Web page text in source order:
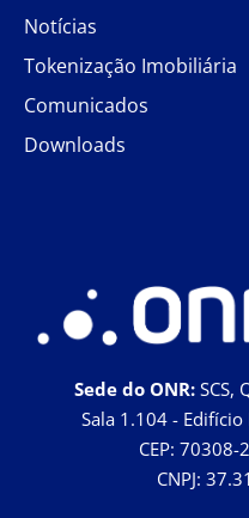
Notícias
Tokenização Imobiliária
Comunicados
Downloads
Sede do ONR:SCS,
Sala 1.104 -
CEP: 70308-
CNPJ: